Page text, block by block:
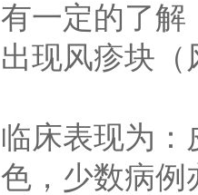
有一定的了解
出现风疹块（
临床表现为
色，少数病例